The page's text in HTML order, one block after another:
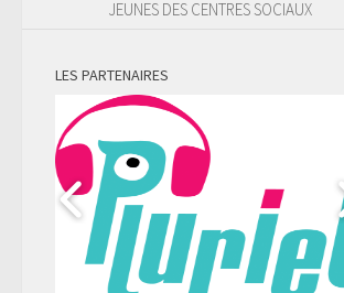
JEUNES DES CENTRES SOCIAUX
LES PARTENAIRES